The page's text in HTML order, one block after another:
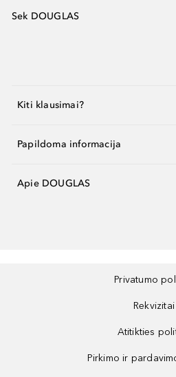
Sek DOUGLAS
Kiti klausimai?
Papildoma informacija
Apie DOUGLAS
Privatumo
Rekvizitai
Atitikties
Pirkimo ir